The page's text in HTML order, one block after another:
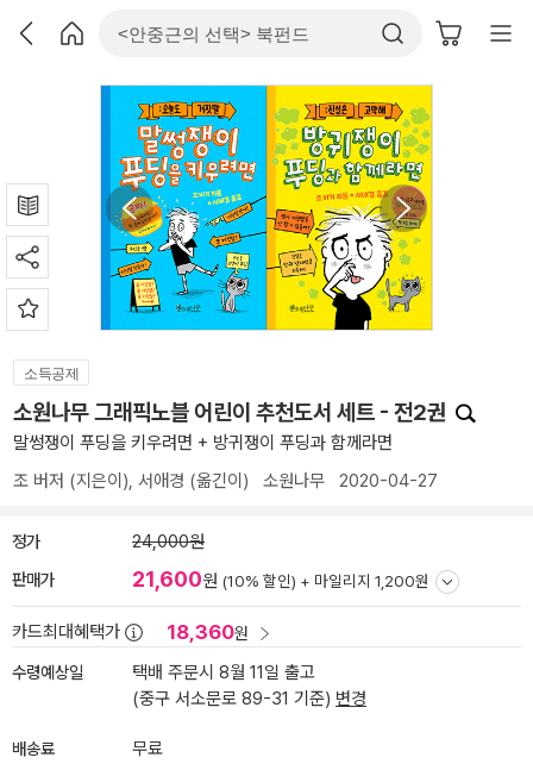
소득공제
소원나무 그래픽노블 어린이 추천도서 세트 - 전2권
말썽쟁이 푸딩을 키우려면 + 방귀쟁이 푸딩과 함께라면
조 버저 (지은이), 서애경 (옮긴이) 소원나무 2020-04-27
정가 24,000원
판매가 21,600원 (10% 할인) + 마일리지 1,200원
카드최대혜택가 18,360원
수령예상일
택배 주문시 8월 11일 출고
(중구 서소문로 89-31 기준) 변경
배송료 무료